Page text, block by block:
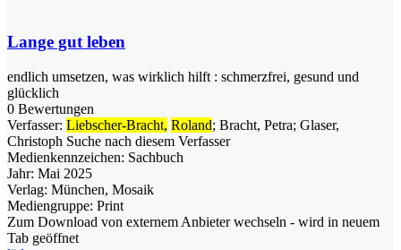
Lange gut leben
endlich umsetzen, was wirklich hilft : schmerzfrei, gesund und
glücklich
0 Bewertungen
Verfasser: Liebscher-Bracht, Roland; Bracht, Petra; Glaser,
Christoph Suche nach diesem Verfasser
Medienkennzeichen: Sachbuch
Jahr: Mai 2025
Verlag: München, Mosaik
Mediengruppe: Print
Zum Download von externem Anbieter wechseln - wird in neuem
Tab geöffnet